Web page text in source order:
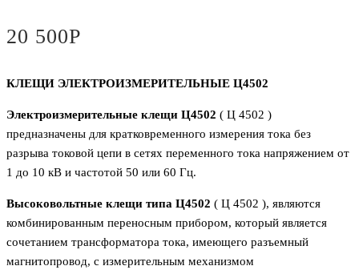
20 500Р
КЛЕЩИ ЭЛЕКТРОИЗМЕРИТЕЛЬНЫЕ Ц4502
Электроизмерительные клещи Ц4502 ( Ц 4502 )
предназначены для кратковременного измерения тока без
разрыва токовой цепи в сетях переменного тока напряжением от
1 до 10 кВ и частотой 50 или 60 Гц.
Высоковольтные клещи типа Ц4502 ( Ц 4502 ), являются
комбинированным переносным прибором, который является
сочетанием трансформатора тока, имеющего разъемный
магнитопровод, с измерительным механизмом